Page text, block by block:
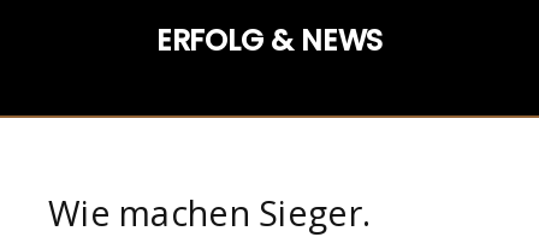
ERFOLG & NEWS
Wie machen Sieger.